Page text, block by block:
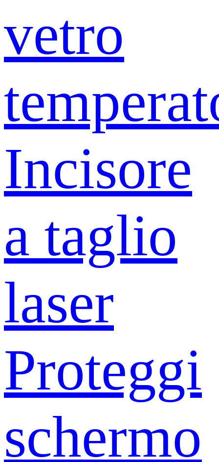
vetro
Incisore
a taglio
laser
Proteggi
schermo